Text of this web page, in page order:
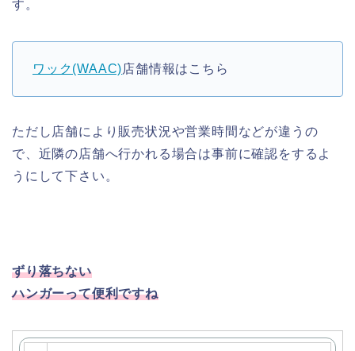
す。
ワック(WAAC)店舗情報はこちら
ただし店舗により販売状況や営業時間などが違うの
で、近隣の店舗へ行かれる場合は事前に確認をするよ
うにして下さい。
ずり落ちない
ハンガーって便利ですね